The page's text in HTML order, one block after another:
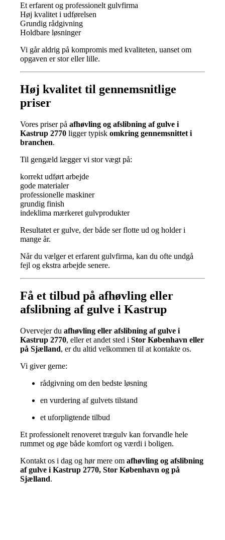
Et erfarent og professionelt gulvfirma
Høj kvalitet i udførelsen
Grundig rådgivning
Holdbare løsninger
Vi går aldrig på kompromis med kvaliteten, uanset om
opgaven er stor eller lille.
Høj kvalitet til gennemsnitlige
priser
Vores priser påafhøvling og afslibning af gulve i
Kastrup 2770 ligger typiskomkring gennemsnittet i
branchen.
Til gengæld lægger vi stor vægt på:
korrekt udført arbejde
gode materialer
professionelle maskiner
grundig finish
indeklima mærkeret gulvprodukter
Resultatet er gulve, der både ser flotte ud og holder i
mange år.
Når du vælger et erfarent gulvfirma, kan du ofte undgå
fejl og ekstra arbejde senere.
Få et tilbud på afhøvling eller
afslibning af gulve i Kastrup
Overvejer duafhøvling eller afslibning af gulve i
Kastrup 2770, eller et andet sted iStor København eller
på Sjælland, er du altid velkommen til at kontakte os.
Vi giver gerne:
rådgivning om den bedste løsning
en vurdering af gulvets tilstand
et uforpligtende tilbud
Et professionelt renoveret trægulv kan forvandle hele
rummet og øge både komfort og værdi i boligen.
Kontakt os i dag og hør mere omafhøvling og afslibning
af gulve i Kastrup 2770, Stor København og på
Sjælland.